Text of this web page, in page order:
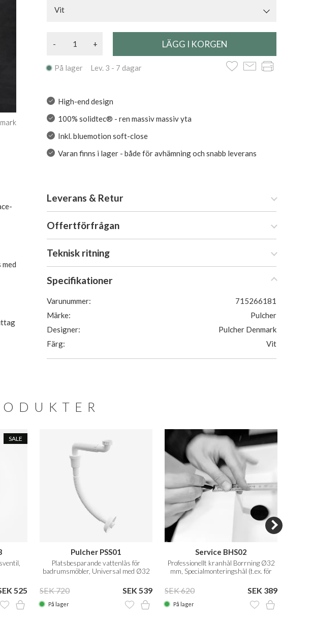
Vit
- +
På lager Lev. 3 - 7 dagar
High-end design
100% solidtec® - ren massiv massiv yta
Inkl. bluemotion soft-close
Varan finns i lager - både för avhämning och snabb leverans
Leverans & Retur
Offertförfrågan
Teknisk ritning
Specifikationer
Varunummer:
715266181
Märke:
Pulcher
Designer:
Pulcher Denmark
Färg:
Vit
SALE
525
Pulcher PSS01
Platsbesparande vattenlås för
badrumsmöbler, Universal med Ø32
SEK 720 SEK 539
På lager
Service BHS02
Professionellt kranhål Borrning Ø32
mm, Specialmonteringshål (t.ex. för
SEK 620 SEK 389
På lager